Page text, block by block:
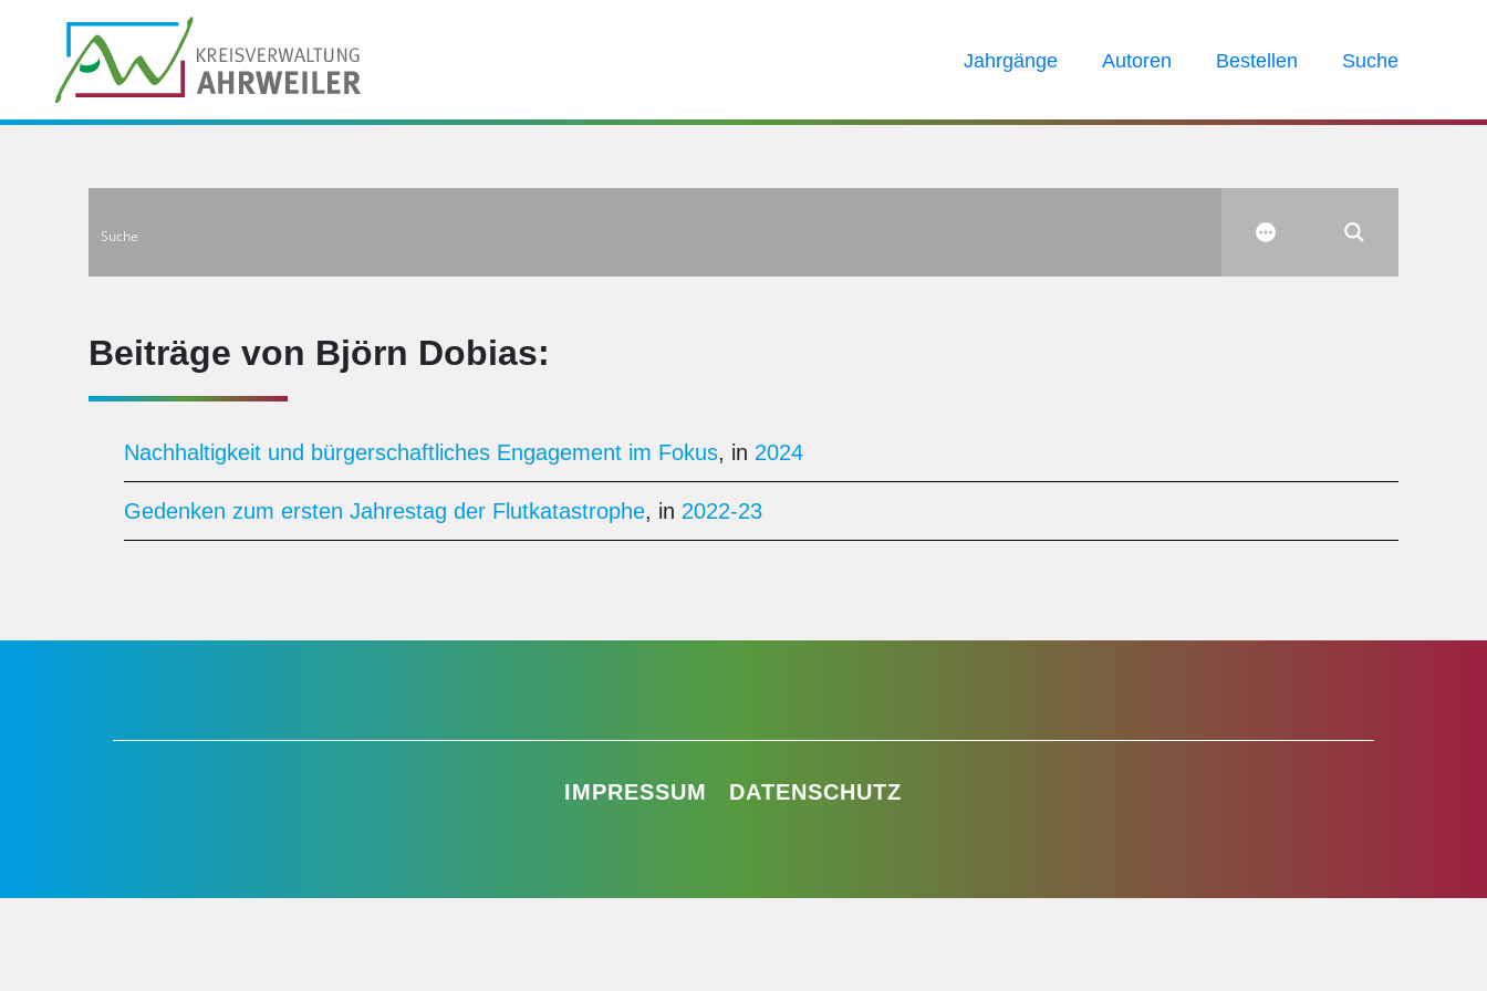
Jahrgänge Autoren Bestellen Suche
Beiträge von Björn Dobias:
Nachhaltigkeit und bürgerschaftliches Engagement im Fokus, in 2024
Gedenken zum ersten Jahrestag der Flutkatastrophe, in 2022-23
IMPRESSUM DATENSCHUTZ